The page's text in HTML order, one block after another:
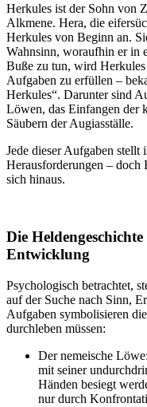
Herkules ist der Sohn von
Alkmene. Hera, die
Herkules von Beginn an.
Wahnsinn, woraufhin er in
Buße zu tun, wird
Aufgaben zu erfüllen –
Herkules“. Darunter sind
Löwen, das Einfangen der
Säubern der Augiasställe.
Jede dieser Aufgaben stellt
Herausforderungen – doch
sich hinaus.
Die
Entwicklung
Psychologisch betrachtet,
auf der Suche nach Sinn,
Aufgaben symbolisieren
durchleben müssen:
Der nemeische
mit seiner
Händen besiegt
nur durch